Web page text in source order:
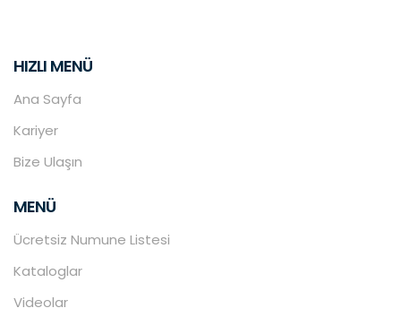
HIZLI MENÜ
Ana Sayfa
Kariyer
Bize Ulaşın
MENÜ
Ücretsiz Numune Listesi
Kataloglar
Videolar